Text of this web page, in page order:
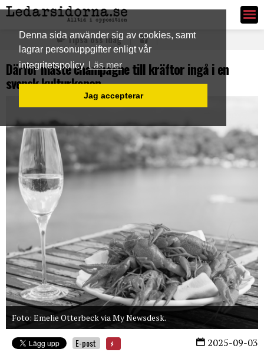
Denna sida använder sig av cookies, samt
lagrar personuppgifter enligt vår
integritetspolicy Läs mer
Jag accepterar
Ledarsidorna.se
Tipsa oss idag
Därför måste champagne till kräftor ingå i en
svensk kulturkanon
Foto: Emelie Otterbeck via My Newsdesk.
2025-09-03
E-post